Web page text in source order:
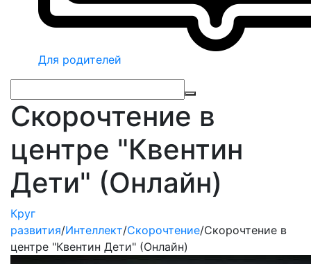
Для родителей
Скорочтение в
центре "Квентин
Дети" (Онлайн)
Круг
развития/Интеллект/Скорочтение/Скорочтение в
центре "Квентин Дети" (Онлайн)